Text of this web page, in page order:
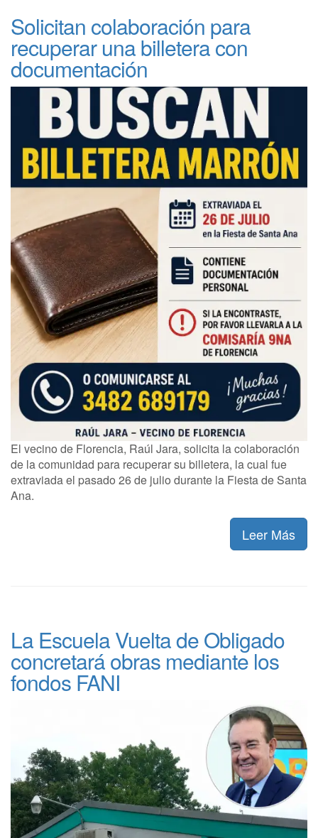
Solicitan colaboración para
recuperar una billetera con
documentación
El vecino de Florencia, Raúl Jara, solicita la colaboración
de la comunidad para recuperar su billetera, la cual fue
extraviada el pasado 26 de julio durante la Fiesta de Santa
Ana.
Leer Más
La Escuela Vuelta de Obligado
concretará obras mediante los
fondos FANI